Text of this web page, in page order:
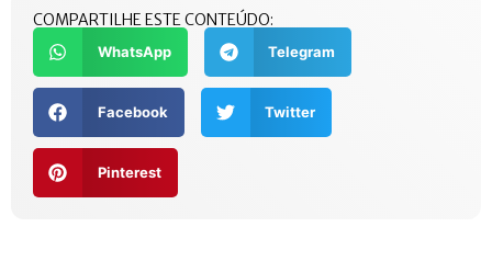
COMPARTILHE ESTE CONTEÚDO:
WhatsApp Telegram
Facebook Twitter
Pinterest